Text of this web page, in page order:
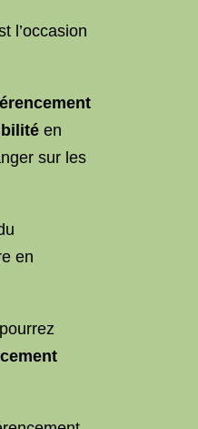
l’occasion
en
sur les
en